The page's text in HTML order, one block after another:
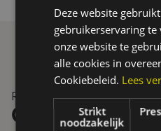
Realisaties
Ontdek onze
Deze website
gebruikerservaring
onze website te
alle cookies in
Cookiebeleid. Lees
Strikt
noodzakelijk